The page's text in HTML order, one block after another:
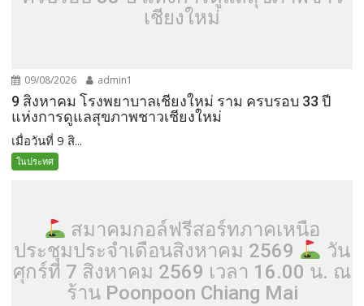
เชียงใหม่
09/08/2026 admin1
9 สิงหาคม โรงพยาบาลเชียงใหม่ ราม ครบรอบ 33 ปี
แห่งการดูแลสุขภาพชาวเชียงใหม่
เมื่อวันที่ 9 สิ...
ในประทศ
สมาคมกอล์ฟรีสอร์ทภาคเหนือ
ประชุมประจำเดือนสิงหาคม 2569
วัน
ศุกร์ที่ 7 สิงหาคม 2569 เวลา 16.00 น. ณ
ร้าน Poonpoon Chiang Mai